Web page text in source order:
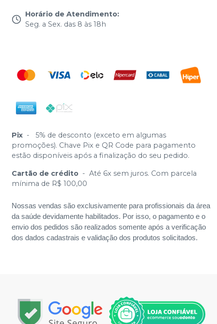
Horário de Atendimento:
Seg. a Sex. das 8 às 18h
Pix -
5% de desconto (exceto em algumas
promoções). Chave Pix e QR Code para pagamento
estão disponíveis após a finalização do seu pedido.
Cartão de crédito - Até 6x sem juros. Com parcela
mínima de R$ 100,00
Nossas vendas são exclusivamente para profissionais da área
da saúde devidamente habilitados. Por isso, o pagamento e o
envio dos pedidos são realizados somente após a verificação
dos dados cadastrais e validação dos produtos solicitados.